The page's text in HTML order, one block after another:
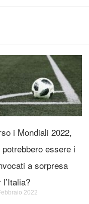
i Mondiali 2022,
essere i
a sorpresa
l’Italia?
2022